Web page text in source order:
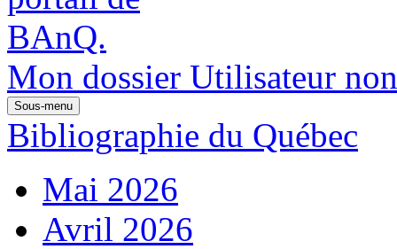
Mon dossier Utilisateur
Sous-menu
Bibliographie du Québec
Mai 2026
Avril 2026